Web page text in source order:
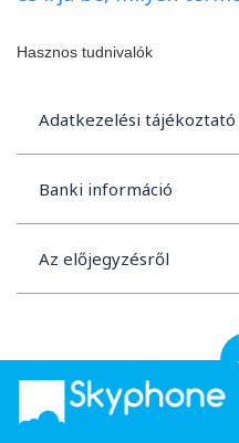
Hasznos tudnivalók
Adatkezelési tájékoztató
Banki információ
Az előjegyzésről